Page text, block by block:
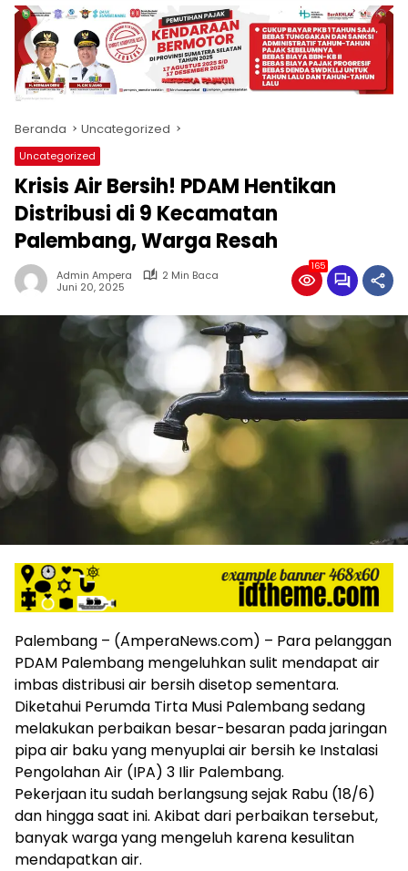
produk
antara
lain
mampu
menjadi
komunikasi
usaha
(beriklan),
fokus
pada
nasional
maupun
international,
iklan
yang
relatif
lebih
maupun
media
siber
desain
Koran
dan
media
siber
lebih
eksklusif,
bergaya
trendi,
mengandung
unsur
edukasi,
Beranda Uncategorized
Uncategorized
Krisis Air Bersih! PDAM Hentikan
Distribusi di 9 Kecamatan
Palembang, Warga Resah
Admin Ampera
2 Min Baca
Juni 20, 2025
165
Palembang – (AmperaNews.com) – Para pelanggan
PDAM Palembang mengeluhkan sulit mendapat air
imbas distribusi air bersih disetop sementara.
Diketahui Perumda Tirta Musi Palembang sedang
melakukan perbaikan besar-besaran pada jaringan
pipa air baku yang menyuplai air bersih ke Instalasi
Pengolahan Air (IPA) 3 Ilir Palembang.
Pekerjaan itu sudah berlangsung sejak Rabu (18/6)
dan hingga saat ini. Akibat dari perbaikan tersebut,
banyak warga yang mengeluh karena kesulitan
mendapatkan air.